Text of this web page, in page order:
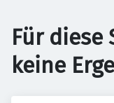
Für diese
keine